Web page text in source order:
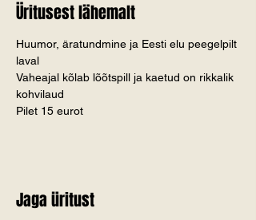
Üritusest lähemalt
Huumor, äratundmine ja Eesti elu peegelpilt
laval
Vaheajal kõlab lõõtspill ja kaetud on rikkalik
kohvilaud
Pilet 15 eurot
Jaga üritust